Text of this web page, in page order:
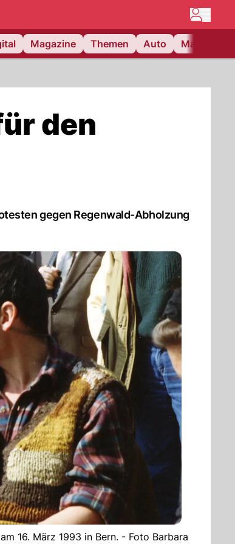
Magazine Themen Auto Matchcenter
den
gegen Regenwald-Abholzung
16. März 1993 in Bern. - Foto Barbara